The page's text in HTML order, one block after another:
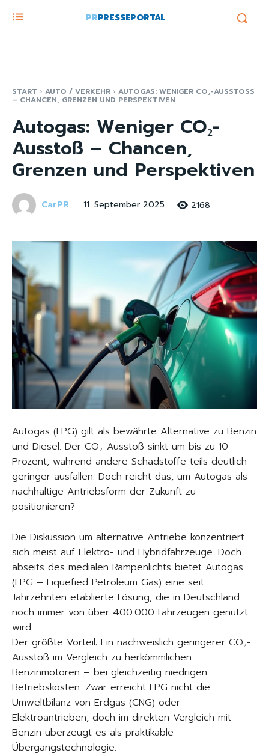
PRPRESSEPORTAL
START AUTO / VERKEHR AUTOGAS: WENIGER CO₂-AUSSTOSS –
CHANCEN, GRENZEN UND PERSPEKTIVEN
Autogas: Weniger CO₂-
Ausstoß – Chancen,
Grenzen und Perspektiven
CarPR 11. September 2025 2168
Autogas (LPG) gilt als bewährte Alternative zu Benzin
und Diesel. Der CO₂-Ausstoß sinkt um bis zu 10
Prozent, während andere Schadstoffe teils deutlich
geringer ausfallen. Doch reicht das, um Autogas als
nachhaltige Antriebsform der Zukunft zu
positionieren?
Die Diskussion um alternative Antriebe konzentriert
sich meist auf Elektro- und Hybridfahrzeuge. Doch
abseits des medialen Rampenlichts bietet Autogas
(LPG – Liquefied Petroleum Gas) eine seit
Jahrzehnten etablierte Lösung, die in Deutschland
noch immer von über 400.000 Fahrzeugen genutzt
wird.
Der größte Vorteil: Ein nachweislich geringerer CO₂-
Ausstoß im Vergleich zu herkömmlichen
Benzinmotoren – bei gleichzeitig niedrigen
Betriebskosten. Zwar erreicht LPG nicht die
Umweltbilanz von Erdgas (CNG) oder
Elektroantrieben, doch im direkten Vergleich mit
Benzin überzeugt es als praktikable
Übergangstechnologie.